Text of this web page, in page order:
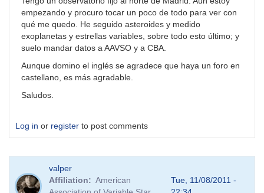
empezando y procuro tocar un poco de todo para ver con
qué me quedo. He seguido asteroides y medido
exoplanetas y estrellas variables, sobre todo esto último; y
suelo mandar datos a AAVSO y a CBA.
Aunque domino el inglés se agradece que haya un foro en
castellano, es más agradable.
Saludos.
Log in or register to post comments
valper
Affiliation
American
Tue, 11/08/2011 -